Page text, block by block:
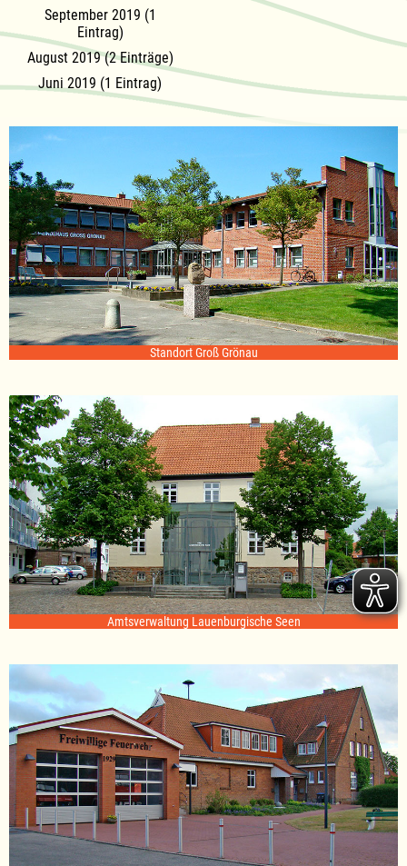
September 2019 (1
Eintrag)
August 2019 (2 Einträge)
Juni 2019 (1 Eintrag)
Standort Groß Grönau
Amtsverwaltung Lauenburgische Seen